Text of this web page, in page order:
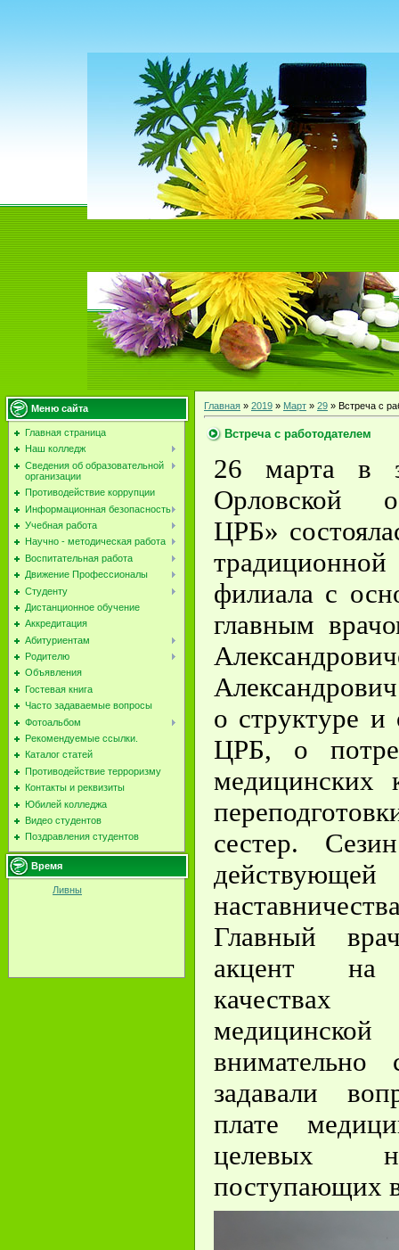
Меню сайта
Главная страница
Наш колледж
Сведения об образовательной
организации
Противодействие коррупции
Информационная безопасность
Учебная работа
Научно - методическая работа
Воспитательная работа
Движение Профессионалы
Студенту
Дистанционное обучение
Аккредитация
Абитуриентам
Родителю
Объявления
Гостевая книга
Часто задаваемые вопросы
Фотоальбом
Рекомендуемые ссылки.
Каталог статей
Противодействие терроризму
Контакты и реквизиты
Юбилей колледжа
Видео студентов
Поздравления студентов
Время
Ливны
Главная » 2019 » Март » 29 » Встреча с
Встреча с работодателем
26 марта в
Орловской
ЦРБ»
традиционной
филиала с
главным
о структуре и
ЦРБ, о
медицинских
сестер.
Главный
акцент на
задавали
плате
целевых
поступающих